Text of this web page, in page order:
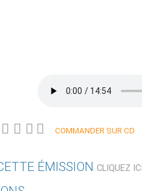
COMMANDER SUR CD
ÉMISSION CLIQUEZ ICI